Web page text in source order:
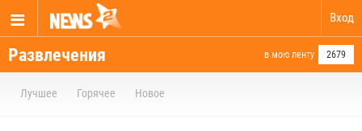
Вход
Развлечения в мою ленту 2679
Лучшее Горячее Новое